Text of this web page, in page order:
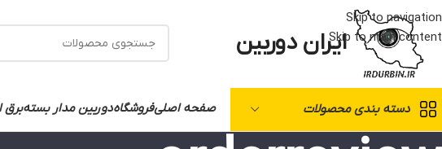
Skip to navigation
Skip to main contentایران دوربین
دسته بندی محصولات صفحه اصلیفروشگاهدوربین مدار بستهبرق